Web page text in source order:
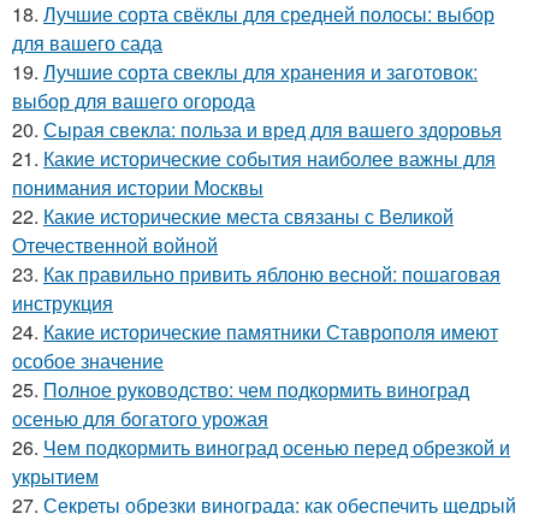
18. Лучшие сорта свёклы для средней полосы: выбор
для вашего сада
19. Лучшие сорта свеклы для хранения и заготовок:
выбор для вашего огорода
20. Сырая свекла: польза и вред для вашего здоровья
21. Какие исторические события наиболее важны для
понимания истории Москвы
22. Какие исторические места связаны с Великой
Отечественной войной
23. Как правильно привить яблоню весной: пошаговая
инструкция
24. Какие исторические памятники Ставрополя имеют
особое значение
25. Полное руководство: чем подкормить виноград
осенью для богатого урожая
26. Чем подкормить виноград осенью перед обрезкой и
укрытием
27. Секреты обрезки винограда: как обеспечить щедрый